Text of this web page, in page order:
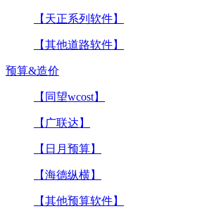
【天正系列软件】
【其他道路软件】
预算&造价
【同望wcost】
【广联达】
【日月预算】
【海德纵横】
【其他预算软件】